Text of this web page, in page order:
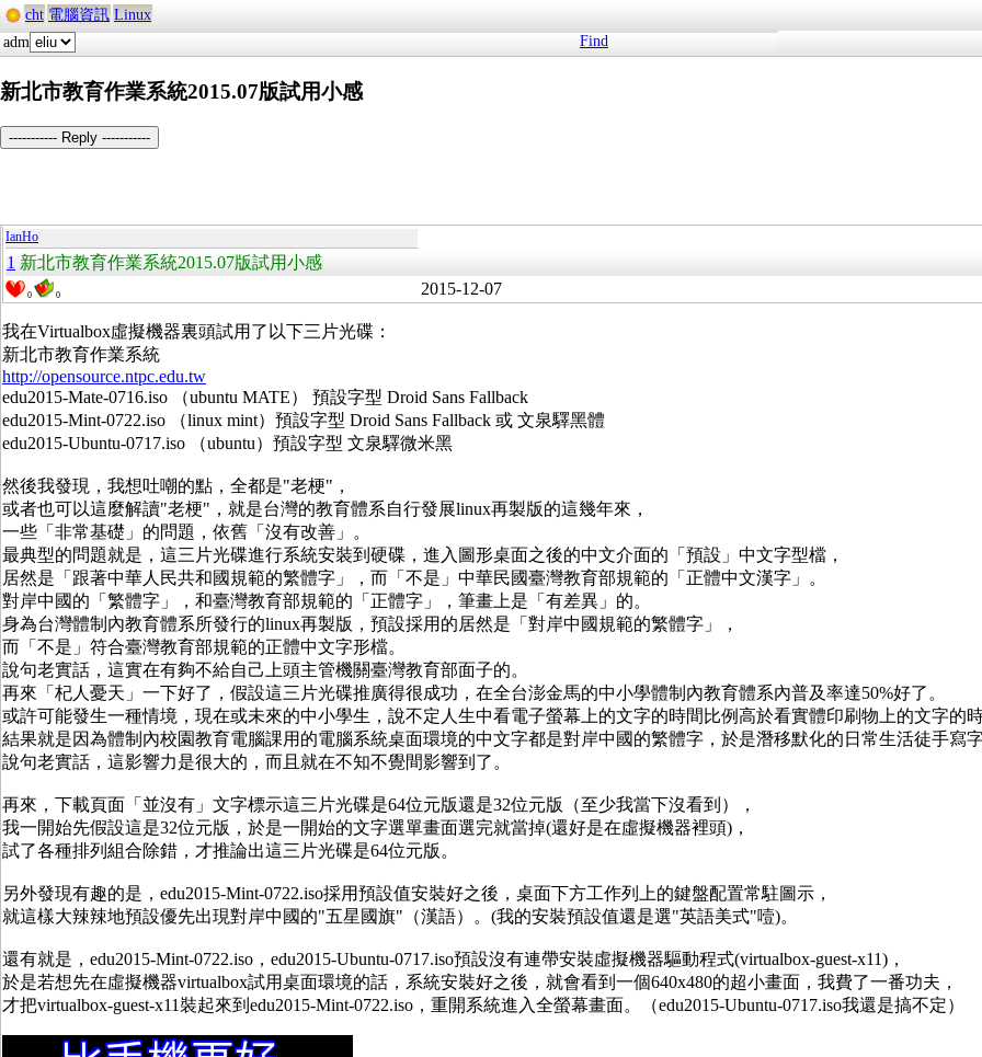
cht 電腦資訊 Linux
adm
Find
新北市教育作業系統2015.07版試用小感
----------- Reply -----------
IanHo
1 新北市教育作業系統2015.07版試用小感
0 0 2015-12-07
我在Virtualbox虛擬機器裏頭試用了以下三片光碟：
新北市教育作業系統
http://opensource.ntpc.edu.tw
edu2015-Mate-0716.iso （ubuntu MATE） 預設字型 Droid Sans Fallback
edu2015-Mint-0722.iso （linux mint）預設字型 Droid Sans Fallback 或 文泉驛黑體
edu2015-Ubuntu-0717.iso （ubuntu）預設字型 文泉驛微米黑
然後我發現，我想吐嘲的點，全都是"老梗"，
或者也可以這麼解讀"老梗"，就是台灣的教育體系自行發展linux再製版的這幾年來，
一些「非常基礎」的問題，依舊「沒有改善」。
最典型的問題就是，這三片光碟進行系統安裝到硬碟，進入圖形桌面之後的中文介面的「預設」中文字型檔，
居然是「跟著中華人民共和國規範的繁體字」，而「不是」中華民國臺灣教育部規範的「正體中文漢字」。
對岸中國的「繁體字」，和臺灣教育部規範的「正體字」，筆畫上是「有差異」的。
身為台灣體制內教育體系所發行的linux再製版，預設採用的居然是「對岸中國規範的繁體字」，
而「不是」符合臺灣教育部規範的正體中文字形檔。
說句老實話，這實在有夠不給自己上頭主管機關臺灣教育部面子的。
再來「杞人憂天」一下好了，假設這三片光碟推廣得很成功，在全台澎金馬的中小學體制內教育體系內普及率達50%好了。
或許可能發生一種情境，現在或未來的中小學生，說不定人生中看電子螢幕上的文字的時間比例高於看實體印刷物上的文字的
結果就是因為體制內校園教育電腦課用的電腦系統桌面環境的中文字都是對岸中國的繁體字，於是潛移默化的日常生活徒手寫
說句老實話，這影響力是很大的，而且就在不知不覺間影響到了。
再來，下載頁面「並沒有」文字標示這三片光碟是64位元版還是32位元版（至少我當下沒看到），
我一開始先假設這是32位元版，於是一開始的文字選單畫面選完就當掉(還好是在虛擬機器裡頭)，
試了各種排列組合除錯，才推論出這三片光碟是64位元版。
另外發現有趣的是，edu2015-Mint-0722.iso採用預設值安裝好之後，桌面下方工作列上的鍵盤配置常駐圖示，
就這樣大辣辣地預設優先出現對岸中國的"五星國旗"（漢語）。(我的安裝預設值還是選"英語美式"噎)。
還有就是，edu2015-Mint-0722.iso，edu2015-Ubuntu-0717.iso預設沒有連帶安裝虛擬機器驅動程式(virtualbox-guest-x11)，
於是若想先在虛擬機器virtualbox試用桌面環境的話，系統安裝好之後，就會看到一個640x480的超小畫面，我費了一番功夫，
才把virtualbox-guest-x11裝起來到edu2015-Mint-0722.iso，重開系統進入全螢幕畫面。（edu2015-Ubuntu-0717.iso我還是搞不定）